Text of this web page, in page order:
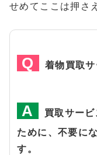
せめてここは押さ
着物買取
買取サー
ために、不要に
す。